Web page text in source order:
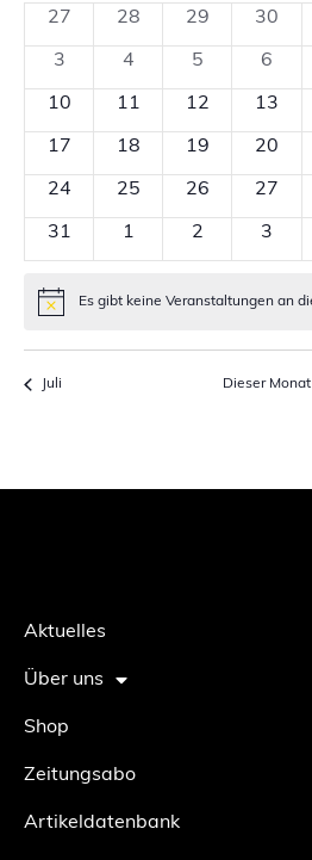
von
Veranstaltungen
0
Veranstaltungen
27
0
Veranstaltungen
28
0
29
0
30
0
Veranstaltungen
3
0
Veranstaltungen
4
0
5
0
6
0
Veranstaltungen
10
0
Veranstaltungen
11
012
013
0
Veranstaltungen
17
0
Veranstaltungen
18
019
0
20
0
Veranstaltungen
24
0
Veranstaltungen
25
0
26
0
27
0
Veranstaltungen
31
0
Veranstaltungen
1
0
2
0
3
Hinweis
Es gibt keine Veranstaltungen an
Juli Dieser Monat
Aktuelles
Über uns
Shop
Zeitungsabo
Artikeldatenbank